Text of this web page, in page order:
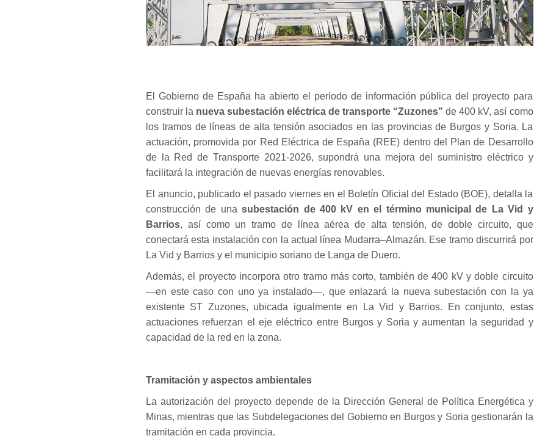
El Gobierno de España ha abierto el periodo de información pública del proyecto para
construir la nueva subestación eléctrica de transporte “Zuzones” de 400 kV, así como
los tramos de líneas de alta tensión asociados en las provincias de Burgos y Soria. La
actuación, promovida por Red Eléctrica de España (REE) dentro del Plan de Desarrollo
de la Red de Transporte 2021-2026, supondrá una mejora del suministro eléctrico y
facilitará la integración de nuevas energías renovables.
El anuncio, publicado el pasado viernes en el Boletín Oficial del Estado (BOE), detalla la
construcción de unasubestación de 400 kV en el término municipal de La Vid y
Barrios, así como un tramo de línea aérea de alta tensión, de doble circuito, que
conectará esta instalación con la actual línea Mudarra–Almazán. Ese tramo discurrirá por
La Vid y Barrios y el municipio soriano de Langa de Duero.
Además, el proyecto incorpora otro tramo más corto, también de 400 kV y doble circuito
—en este caso con uno ya instalado—, que enlazará la nueva subestación con la ya
existente ST Zuzones, ubicada igualmente en La Vid y Barrios. En conjunto, estas
actuaciones refuerzan el eje eléctrico entre Burgos y Soria y aumentan la seguridad y
capacidad de la red en la zona.
Tramitación y aspectos ambientales
La autorización del proyecto depende de la Dirección General de Política Energética y
Minas, mientras que las Subdelegaciones del Gobierno en Burgos y Soria gestionarán la
tramitación en cada provincia.